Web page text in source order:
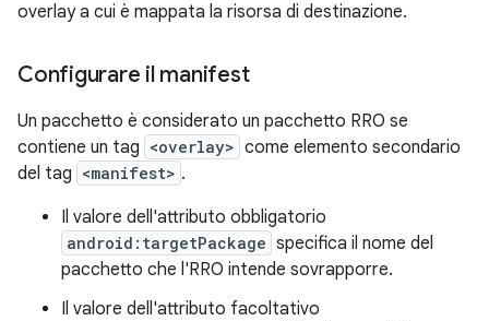
overlay a cui è mappata la risorsa di destinazione.
Configurare il manifest
Un pacchetto è considerato un pacchetto RRO se
contiene un tag <overlay> come elemento secondario
del tag <manifest> .
Il valore dell'attributo obbligatorio
android:targetPackage specifica il nome del
pacchetto che l'RRO intende sovrapporre.
Il valore dell'attributo facoltativo